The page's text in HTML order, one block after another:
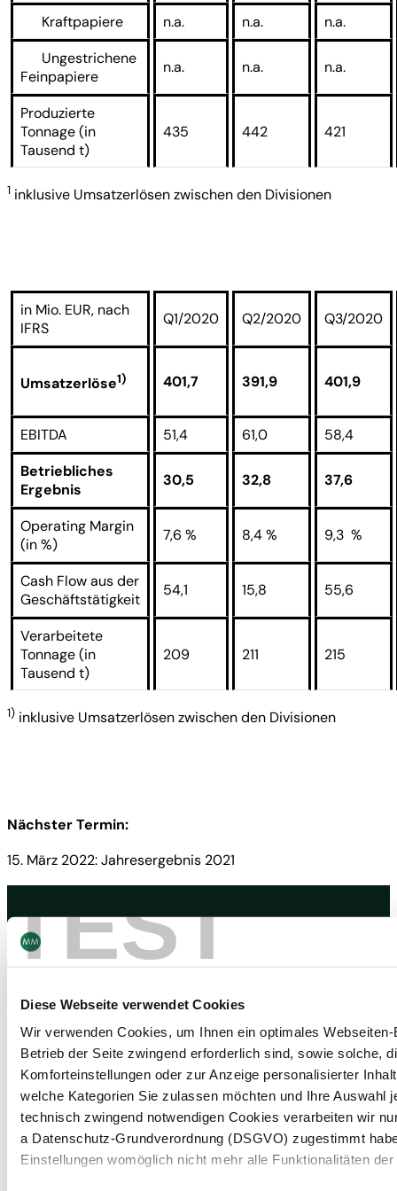
TEST
Diese Webseite verwendet Cookies
Wir verwenden Cookies, um Ihnen ein optimales
Betrieb der Seite zwingend erforderlich sind, sowie solche,
Komforteinstellungen oder zur Anzeige personalisierter
welche Kategorien Sie zulassen möchten und Ihre Auswahl
technisch zwingend notwendigen Cookies verarbeiten wir
a Datenschutz-Grundverordnung (DSGVO) zugestimmt
Einstellungen womöglich nicht mehr alle Funktionalitäten
Kraftpapiere n.a. n.a.
n.a.
Ungestrichene
Feinpapiere
n.a. n.a. n.a.
Produzierte
Tonnage (in
Tausend t)
435 442 421
1 inklusive Umsatzerlösen zwischen den Divisionen
in Mio. EUR, nach
IFRS
Q1/2020 Q2/2020 Q3/2020
Umsatzerlöse1) 401,7 391,9 401,9
EBITDA 51,4 61,0
58,4
Betriebliches
Ergebnis
30,5 32,8 37,6
Operating Margin
(in %)
7,6 % 8,4 % 9,3 %
Cash Flow aus der
Geschäftstätigkeit
54,1 15,8 55,6
Verarbeitete
Tonnage (in
Tausend t)
209 211 215
1) inklusive Umsatzerlösen zwischen den Divisionen
Nächster Termin:
15. März 2022: Jahresergebnis 2021
Navigation
Packaging
Menschen
Investoren
Unternehmen
NACHHALTIGKEIT
Werkzeuge
Impressum
Allgemeine
Geschäftsbedingungen
Allgemeine
Einkaufsbedingungen
Erklärung zum Datenschutz